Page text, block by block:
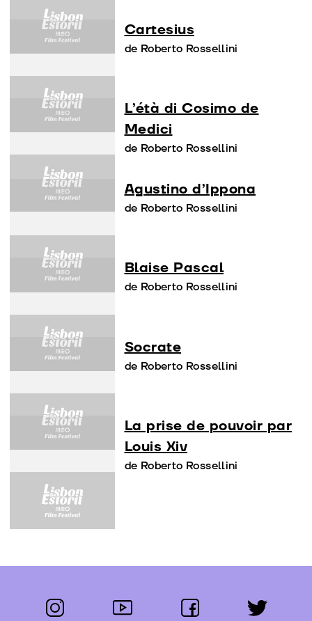
Cartesius
de Roberto Rossellini
L’étà di Cosimo de
Medici
de Roberto Rossellini
Agustino d’Ippona
de Roberto Rossellini
Blaise Pascal
de Roberto Rossellini
Socrate
de Roberto Rossellini
La prise de pouvoir par
Louis Xiv
de Roberto Rossellini
Segue-nos:
instagram youtube facebook twitter